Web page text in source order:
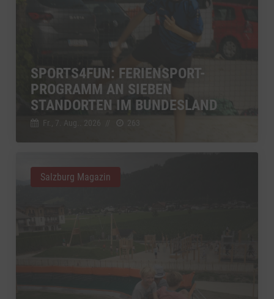
SPORTS4FUN: FERIENSPORT-
PROGRAMM AN SIEBEN
STANDORTEN IM BUNDESLAND
Fr., 7. Aug.. 2026 263
Salzburg Magazin